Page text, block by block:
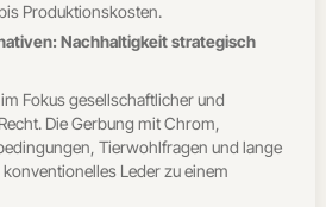
Produktionskosten.
Nachhaltigkeit strategisch
Fokus gesellschaftlicher und
Die Gerbung mit Chrom,
Tierwohlfragen und lange
Leder zu einem